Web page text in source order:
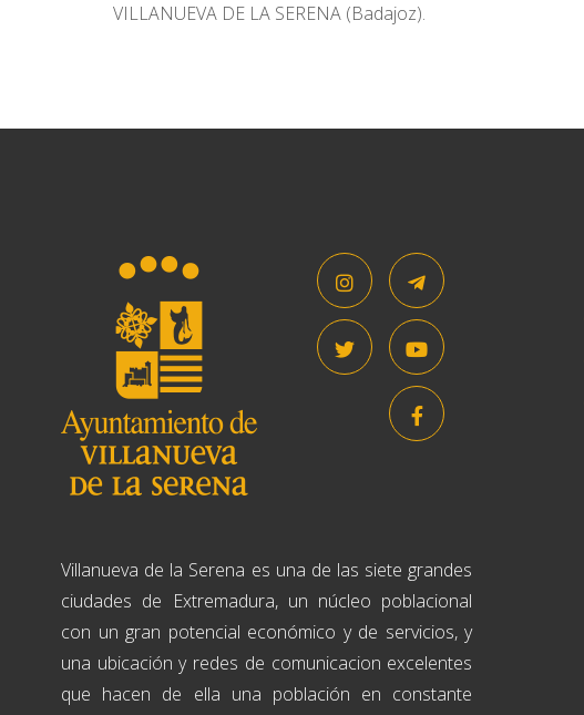
VILLANUEVA DE LA SERENA (Badajoz).
Villanueva de la Serena es una de las siete grandes
ciudades de Extremadura, un núcleo poblacional
con un gran potencial económico y de servicios, y
una ubicación y redes de comunicacion excelentes
que hacen de ella una población en constante